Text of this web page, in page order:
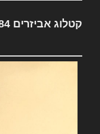
קטלוג אביזרים Jeep 1984